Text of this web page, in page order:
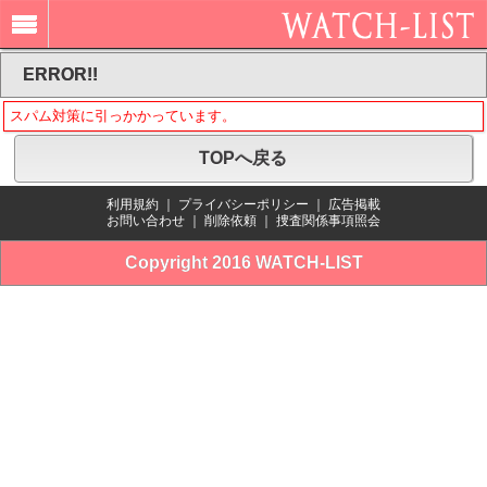
ERROR!!
スパム対策に引っかかっています。
TOPへ戻る
利用規約 プライバシーポリシー
広告掲載
お問い合わせ
削除依頼 捜査関係事項照会
Copyright 2016 WATCH-LIST